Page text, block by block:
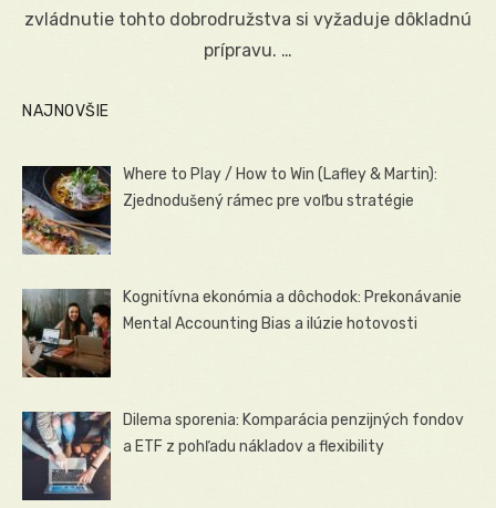
zvládnutie tohto dobrodružstva si vyžaduje dôkladnú
prípravu. …
NAJNOVŠIE
Where to Play / How to Win (Lafley & Martin):
Zjednodušený rámec pre voľbu stratégie
Kognitívna ekonómia a dôchodok: Prekonávanie
Mental Accounting Bias a ilúzie hotovosti
Dilema sporenia: Komparácia penzijných fondov
a ETF z pohľadu nákladov a flexibility